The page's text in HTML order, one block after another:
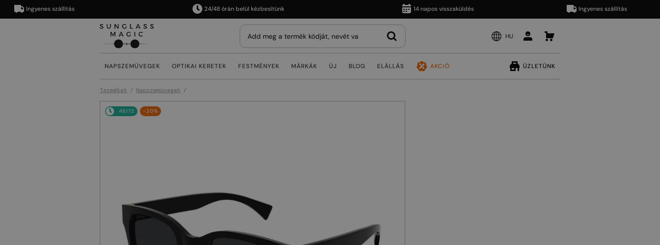
Ingyenes szállítás 24/48 órán belül kézbesítünk 14 napos visszaküldés Ingyenes szállítás
HU
NAPSZEMÜVEGEK OPTIKAI KERETEK FESTMÉNYEK MÁRKÁK ÚJ BLOG ELÁLLÁS AKCIÓ ÜZLETÜNK
Termékek Napszemüvegek
48/72 -20%